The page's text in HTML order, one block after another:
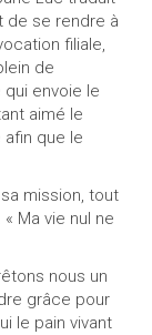
de se rendre à
filiale,
de
envoie le
aimé le
afin que le
mission, tout
Ma vie nul ne
nous un
grâce pour
le pain vivant